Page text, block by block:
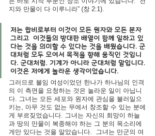
지와 만물이 다 이루니라” (창 2:1).
저는 랍비로부터 ​​이것이 모든 원자와 모든 분자
그리고  이것들의 방대한 배열이 함께 일하고 있
다는 것을 의미할 수 있다는 것을 배웠습니다. 군
대처럼 모두 모여서 목적을 향해 움직인 것입니
다. 군대처럼. 기계가 아니라 군대처럼 말입니다.
이것은 저에게 놀라운 생각이었습니다.
그러므로 불임 여성이었던 한나가 하나님의 인격
의 이 측면을 요청하는 것은 놀라운 일이 아닙니
다. 그녀는 모든 세포와 원자에 관심을 불러일으
키는, 아무 것도 없는 무에서 창조할 수 있는 분에
게 부르짖었습니다. 그녀는 자신의 희망이 하늘
과 땅의 만물이 복종해야 하는 그 분의 목소리에
게만 있다는 것을 알았습니다.  그녀는 만군의 여